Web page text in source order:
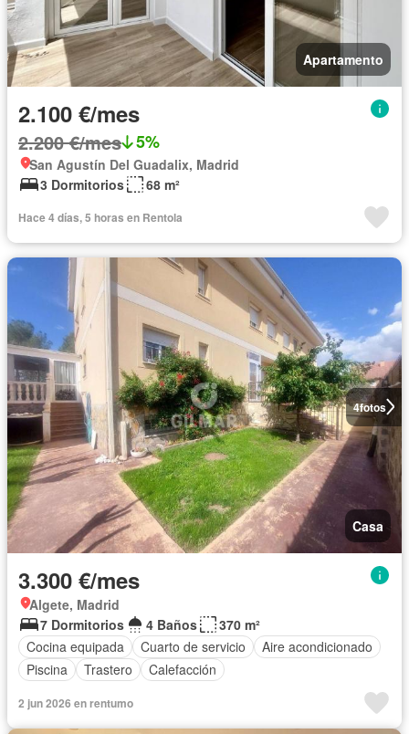
Apartamento
2.100 €/mes
2.200 €/mes 5%
San Agustín Del Guadalix, Madrid
3 Dormitorios
68 m²
Hace 4 días, 5 horas en Rentola
4fotos
Casa
3.300 €/mes
Algete, Madrid
7 Dormitorios
4 Baños
370 m²
Cocina equipada
Cuarto de servicio
Aire acondicionado
Piscina
Trastero Calefacción
2 jun 2026 en rentumo